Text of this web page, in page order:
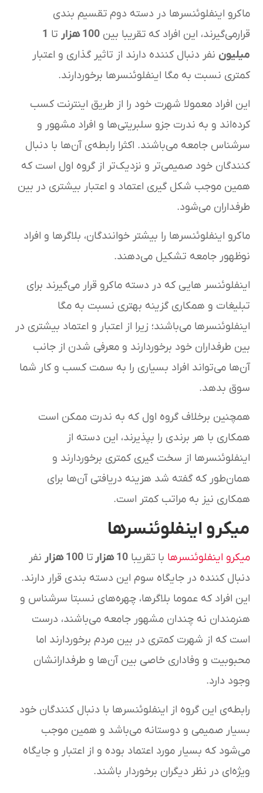
ماکرو اینفلوئنسرها در دسته دوم تقسیم بندی
قرارمی‌گیرند، این افراد که تقریبا بین100 هزار تا 1
میلیون نفر دنبال کننده دارند از تاثیر گذاری و اعتبار
کمتری نسبت به مگا اینفلوئنسرها برخوردارند.
این افراد معمولا شهرت خود را از طریق اینترنت کسب
کرده‌‌اند و به ندرت جزو سلبریتی‌ها و افراد مشهور و
سرشناس جامعه می‌باشند. اکثرا رابطه‌ی آن‌ها با دنبال
کنندگان خود صمیمی‌تر و نزدیک‌تر از گروه اول است که
همین موجب شکل گیری اعتماد و اعتبار بیشتری در بین
طرفداران می‌شود.
ماکرو اینفلوئنسرها را بیشتر خوانندگان، بلاگرها و افراد
نوظهور جامعه تشکیل می‌دهند.
اینفلوئنسر هایی که در دسته ماکرو قرار می‌گیرند برای
تبلیغات و همکاری گزینه بهتری نسبت به مگا
اینفلوئنسرها می‌باشند؛ زیرا از اعتبار و اعتماد بیشتری در
بین طرفداران خود برخوردارند و معرفی شدن از جانب
آن‌ها می‌تواند افراد بسیاری را به سمت کسب و کار شما
سوق بدهد.
همچنین برخلاف گروه اول که به ندرت ممکن است
همکاری با هر برندی را بپذیرند، این دسته از
اینفلوئنسرها از سخت گیری کمتری برخوردارند و
همان‌طور که گفته شد هزینه دریافتی آن‌‎ها برای
همکاری نیز به مراتب کمتر است.
میکرو اینفلوئنسرها
میکرو اینفلوئنسرها با تقریبا10 هزار تا100 هزار
نفر
دنبال کننده در جایگاه سوم این دسته بندی قرار دارند.
این افراد که عموما بلاگرها، چهره‌های نسبتا سرشناس و
هنرمندان نه چندان مشهور جامعه می‌باشند، درست
است که از شهرت کمتری در بین مردم برخوردارند اما
محبوبیت و وفاداری خاصی بین آن‌‌‌ها و طرفدارانشان
وجود دارد.
رابطه‌ی این گروه از اینفلوئنسرها با دنبال کنندگان خود
بسیار صمیمی و دوستانه می‌باشد و همین موجب
می‌شود که بسیار مورد اعتماد بوده و از اعتبار و جایگاه
ویژه‌ای در نظر دیگران برخوردار باشند.